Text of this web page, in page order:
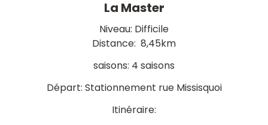
La Master
Niveau: Difficile
Distance: 8,45km
saisons: 4 saisons
Départ: Stationnement rue Missisquoi
Itinéraire: